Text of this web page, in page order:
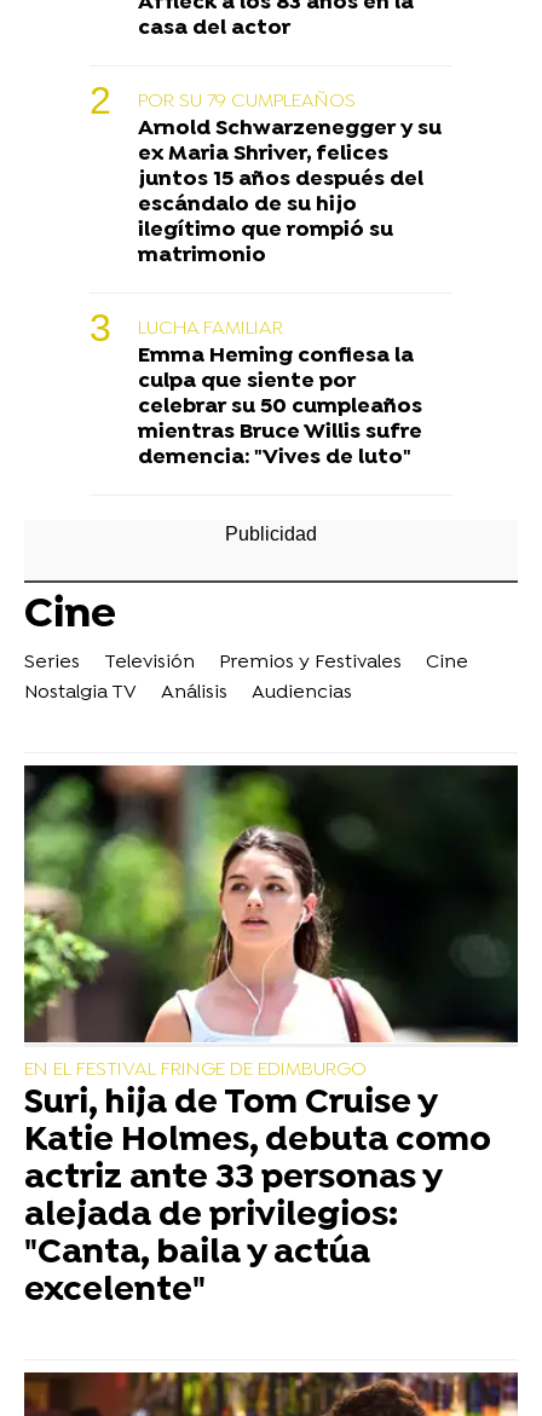
casa del actor
POR SU 79 CUMPLEAÑOS
Arnold Schwarzenegger y su
ex Maria Shriver, felices
juntos 15 años después del
escándalo de su hijo
ilegítimo que rompió su
matrimonio
LUCHA FAMILIAR
Emma Heming confiesa la
culpa que siente por
celebrar su 50 cumpleaños
mientras Bruce Willis sufre
demencia: "Vives de luto"
Cine
Series Televisión Premios y Festivales
Cine
Nostalgia TV
Análisis Audiencias
EN EL FESTIVAL FRINGE DE EDIMBURGO
Suri, hija de Tom Cruise y
Katie Holmes, debuta como
actriz ante 33 personas y
alejada de privilegios:
"Canta, baila y actúa
excelente"